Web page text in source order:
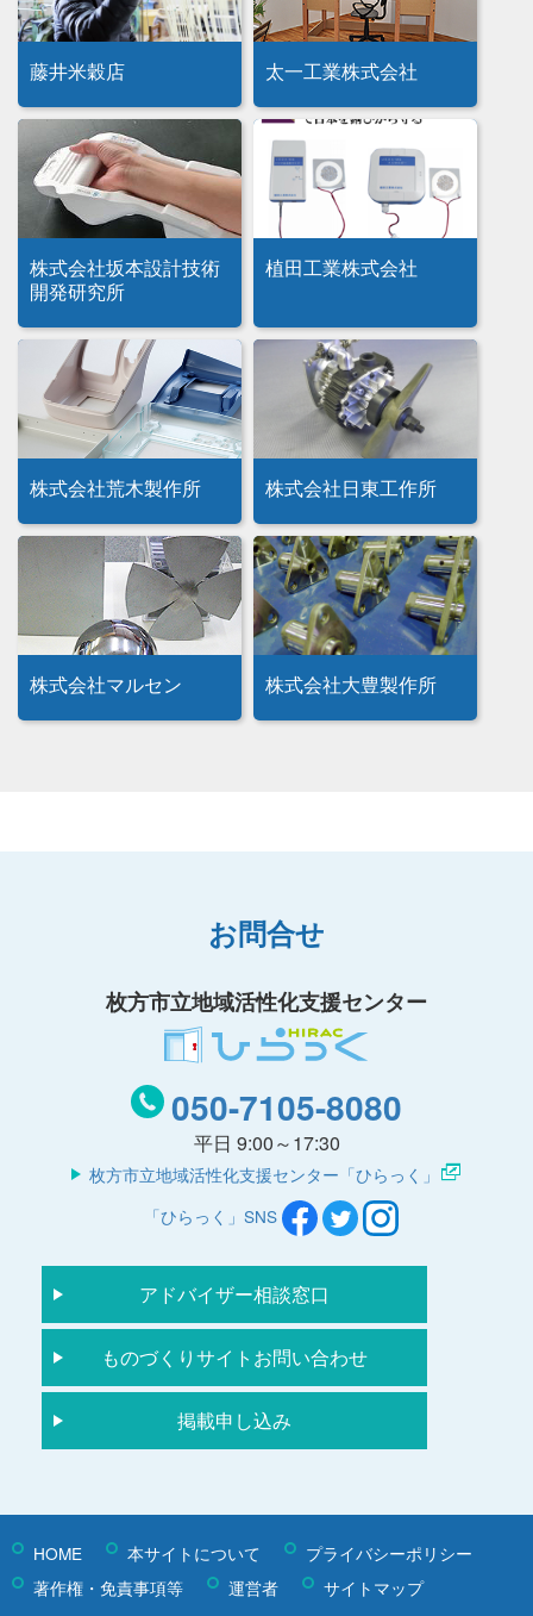
藤井米穀店 太一工業株式会社
株式会社坂本設計技術
開発研究所
植田工業株式会社
株式会社荒木製作所 株式会社日東工作所
株式会社マルセン 株式会社大豊製作所
お問合せ
枚方市立地域活性化支援センター
050-7105-8080
平日 9:00～17:30
枚方市立地域活性化支援センター「ひらっく」
「ひらっく」SNS
アドバイザー相談窓口
ものづくりサイトお問い合わせ
掲載申し込み
HOME 本サイトについて
プライバシーポリシー
著作権・免責事項等
運営者 サイトマップ